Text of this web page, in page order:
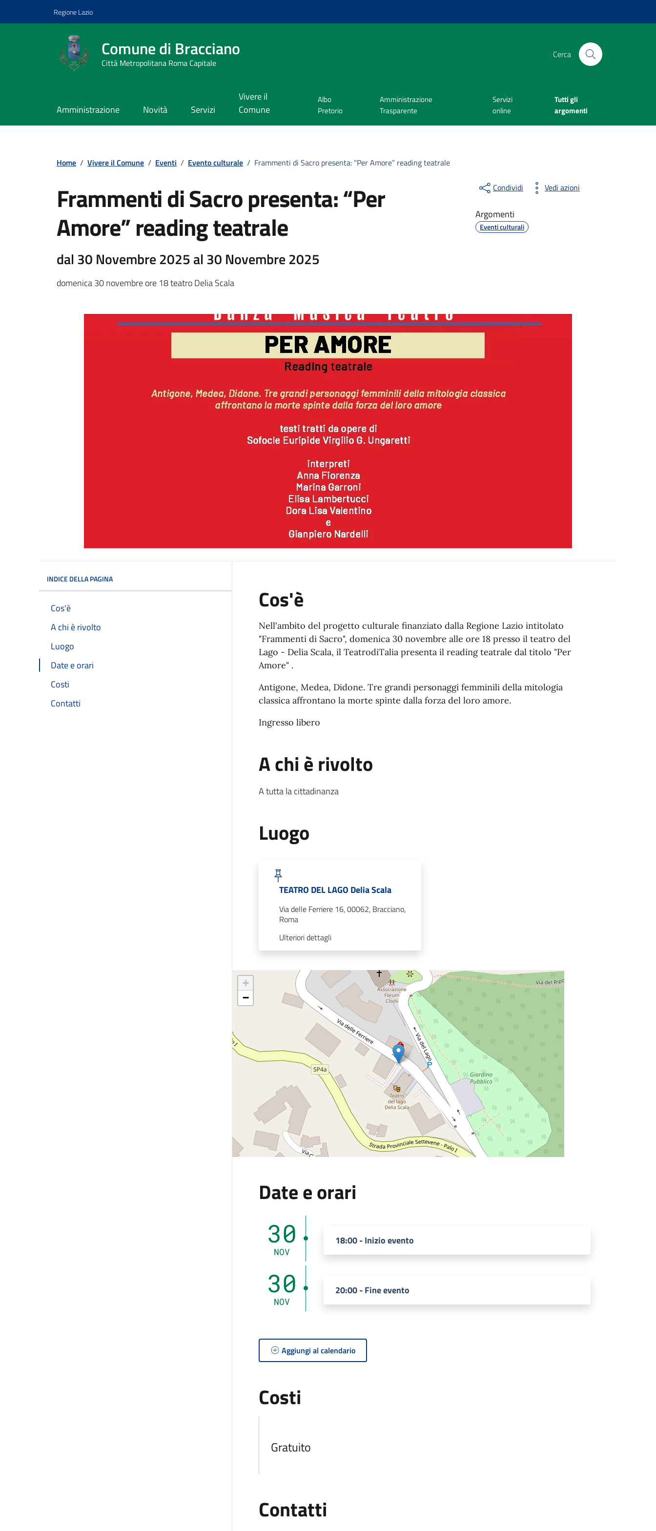
Regione Lazio
Comune di Bracciano
Città Metropolitana Roma Capitale
Cerca
Amministrazione Novità Servizi
Vivere il
Comune
Albo
Pretorio
Amministrazione
Trasparente
Servizi
online
Tutti gli
argomenti
Home / Vivere il Comune / Eventi / Evento culturale / Frammenti di Sacro presenta: “Per Amore” reading teatrale
Frammenti di Sacro presenta: “Per
Amore” reading teatrale
dal 30 Novembre 2025 al 30 Novembre 2025
domenica 30 novembre ore 18 teatro Delia Scala
Condividi Vedi azioni
Argomenti
Eventi culturali
INDICE DELLA PAGINA
Cos'è
A chi è rivolto
Luogo
Date e orari
Costi
Contatti
Cos'è
Nell'ambito del progetto culturale finanziato dalla Regione Lazio intitolato
"Frammenti di Sacro", domenica 30 novembre alle ore 18 presso il teatro del
Lago - Delia Scala, il TeatrodiTalia presenta il reading teatrale dal titolo "Per
Amore" .
Antigone, Medea, Didone. Tre grandi personaggi femminili della mitologia
classica affrontano la morte spinte dalla forza del loro amore.
Ingresso libero
A chi è rivolto
A tutta la cittadinanza
Luogo
TEATRO DEL LAGO Delia Scala
Via delle Ferriere 16, 00062, Bracciano,
Roma
Ulteriori dettagli
+
−
Date e orari
30
NOV
18:00 - Inizio evento
30
NOV
20:00 - Fine evento
Aggiungi al calendario
Costi
Gratuito
Contatti